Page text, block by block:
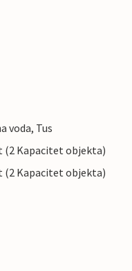
voda, Tus
(2 Kapacitet objekta)
(2 Kapacitet objekta)